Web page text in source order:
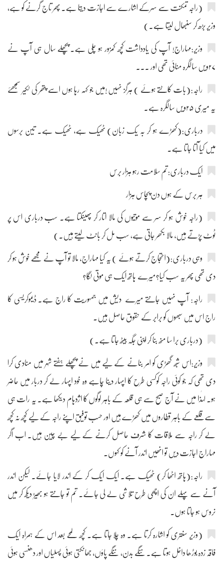
(راجہ تمکنت سے سرکے اشارے سے اجازت دیتا ہے۔ پھر تاج گرنے کو ہے،
وزیر بڑھ کر سنبھال لیتا ہے۔)
وزیر:مہاراج! آپ کی یادداشت کچھ کمزور ہو چلی ہے۔ پچھلے سال ہی آپ نے
۲۷ویں سالگرہ منائی تھی اور ۔۔۔
راجہ:(بات کاٹتے ہوئے ) ہرگز نہیں !میں جو کہہ رہا ہوں اسے پتھر کی لکیر سمجھئے
یہ میری ۲۵ویں سالگرہ ہے۔
درباری:(کھڑے ہو کر بہ یک زبان) ٹھیک ہے، ٹھیک ہے۔ تین برسوں
میں کیا آتا جاتا ہے۔
ایک درباری:تم سلامت رہو ہزار برس
ہر برس کے ہوں دن پچاس ہزار
(راجہ خوش ہو کر سر سے موتیوں کی مالا اتار کر پھینکتا ہے۔ سب درباری اس پر
ٹوٹ پڑتے ہیں، مالا بکھر جاتی ہے، سب مل کر بانٹ لیتے ہیں۔)
وہی درباری:(احتجاج کرتے ہوئے ) یہ کیا مہاراج، مالا تو آپ نے مجھے خوش ہو کر
دی تھی پھر یہ سب کیا؟میرے ہاتھ ایک ہی موتی لگا؟
راجہ: آپ نہیں جانتے میرے دیش میں جمہوریت کا راج ہے۔ ڈیموکریسی کا
راج اس میں سبھوں کو برابر کے حقوق حاصل ہیں۔
(درباری برا سا منھ بنا کر اپنی جگہ بیٹھ جاتا ہے۔)
وزیر:اس شبھ گھڑی کو امر بنانے کے لیے میں نے پچھلے ہفتے شہر میں منادی کرا
دی تھی کہ جو کوئی راجہ کوکسی طرح کا اپہار دینا چاہے وہ خود اپہار لے کر دربار میں حاضر
ہو۔ لہٰذا میں نے آج صبح سے ہی قلعہ کے باہر لوگوں کا اژدہام دیکھا ہے۔ یہ رات ہی
سے قلعے کے باہر قطاروں میں کھڑے ہیں اور حسب توفیق اپنے راجہ کے لیے کچھ نہ کچھ
لے کر راجہ سے ملاقات کا شرف حاصل کرنے کے لیے بے چین ہیں۔ اب اگر
مہاراج اجازت دیں تو انھیں اندر آنے کو کہوں۔
راجہ:(ہاتھ اٹھا کر) ٹھیک ہے۔ ایک ایک کر کے اندر لایا جائے۔ لیکن اندر
آنے سے پہلے ان کی اچھی طرح تلاشی لے لی جائے۔ تم تو جانتے ہو بھیڑ دیکھ کر میں
نروس ہو جاتا ہوں۔
(وزیر سنتری کو اشارہ کرتا ہے۔ وہ چلا جاتا ہے۔ کچھ لمحے بعد اس کے ہمراہ ایک
فاقہ زدہ بوڑھا داخل ہوتا ہے۔ ننگے بدن، ننگے پاؤں، جھانکتی ہوئی پسلیاں اور دھنسی ہوئی